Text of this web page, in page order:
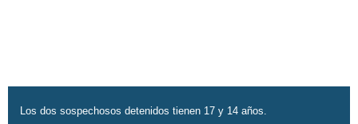
Los dos sospechosos detenidos tienen 17 y 14 años.